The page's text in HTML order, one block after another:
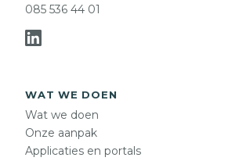
085 536 44 01
WAT WE DOEN
Wat we doen
Onze aanpak
Applicaties en portals